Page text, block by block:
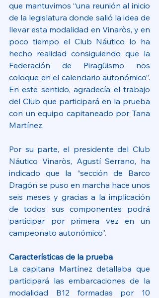
que mantuvimos “una reunión al inicio
de la legislatura donde salió la idea de
llevar esta modalidad en Vinaròs, y en
poco tiempo el Club Náutico lo ha
hecho realidad consiguiendo que la
Federación de Piragüismo nos
coloque en el calendario autonómico”.
En este sentido, agradecía el trabajo
del Club que participará en la prueba
con un equipo capitaneado por Tana
Martínez.
Por su parte, el presidente del Club
Náutico Vinaròs, Agustí Serrano, ha
indicado que la “sección de Barco
Dragón se puso en marcha hace unos
seis meses y gracias a la implicación
de todos sus componentes podrá
participar por primera vez en un
campeonato autonómico”.
Características de la prueba
La capitana Martínez detallaba que
participará las embarcaciones de la
modalidad B12 formadas por 10